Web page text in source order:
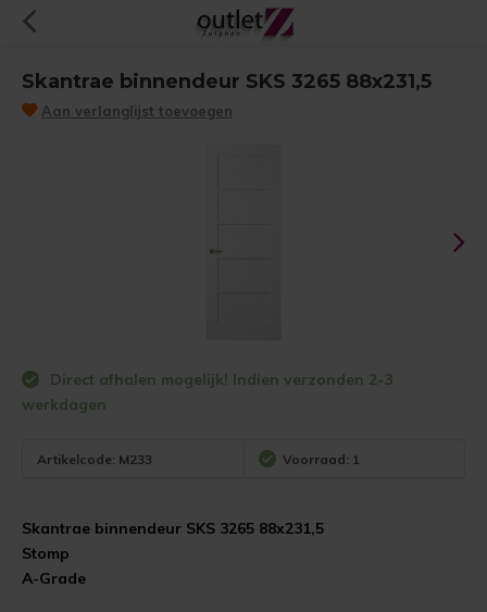
Skantrae binnendeur SKS 3265 88x231,5
Aan verlanglijst toevoegen
Direct afhalen mogelijk! Indien verzonden 2-3
werkdagen
Artikelcode: M233 Voorraad: 1
Skantrae binnendeur SKS 3265 88x231,5
Stomp
A-Grade